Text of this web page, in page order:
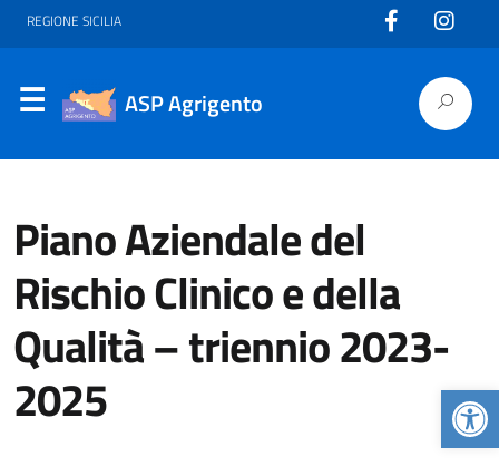
REGIONE SICILIA
ASP Agrigento
Piano Aziendale del
Rischio Clinico e della
Qualità – triennio 2023-
2025